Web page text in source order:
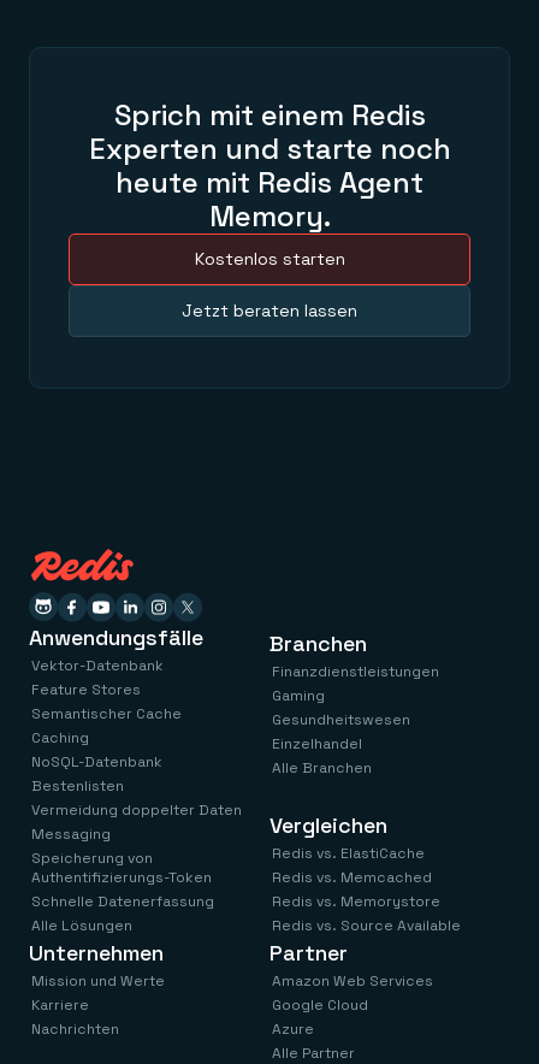
Sprich mit einem Redis
Experten und starte noch
heute mit Redis Agent
Memory.
Kostenlos starten
Jetzt beraten lassen
Anwendungsfälle
Vektor-Datenbank
Feature Stores
Semantischer Cache
Caching
NoSQL-Datenbank
Bestenlisten
Vermeidung doppelter Daten
Messaging
Speicherung von
Authentifizierungs-Token
Schnelle Datenerfassung
Alle Lösungen
Branchen
Finanzdienstleistungen
Gaming
Gesundheitswesen
Einzelhandel
Alle Branchen
Vergleichen
Redis vs. ElastiCache
Redis vs. Memcached
Redis vs. Memorystore
Redis vs. Source Available
Unternehmen
Mission und Werte
Karriere
Nachrichten
Partner
Amazon Web Services
Google Cloud
Azure
Alle Partner